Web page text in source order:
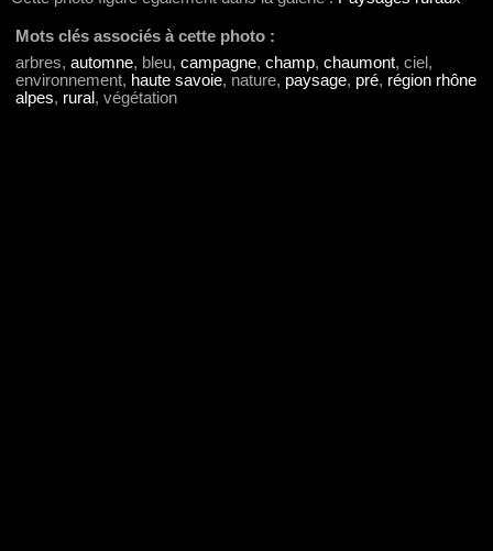
Mots clés associés à cette photo :
arbres, automne, bleu, campagne, champ, chaumont, ciel,
environnement, haute savoie, nature, paysage, pré, région rhône
alpes, rural , végétation